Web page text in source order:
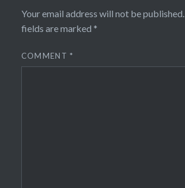
Your email address will not be published.
fields are marked *
COMMENT*